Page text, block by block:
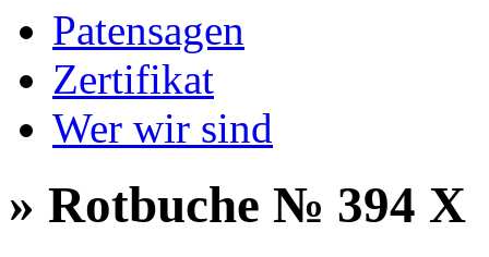
Patensagen
Zertifikat
Wer wir sind
» Rotbuche № 394 X